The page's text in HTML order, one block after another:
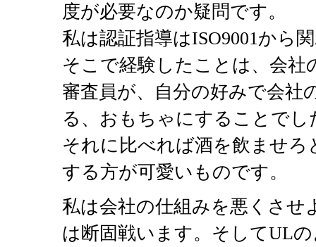
度が必要なのか疑問です。
私は認証指導はISO9001から
そこで経験したことは、会社
審査員が、自分の好みで会社
る、おもちゃにすることでし
それに比べれば酒を飲ませろ
する方が可愛いものです。
私は会社の仕組みを悪くさせ
は断固戦います。そしてUL